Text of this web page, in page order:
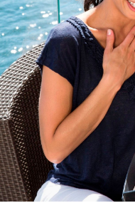
キャンペーン・特集
クルーズの楽しみ方
船内へようこそ
客船のご案内
寄港地ガイド